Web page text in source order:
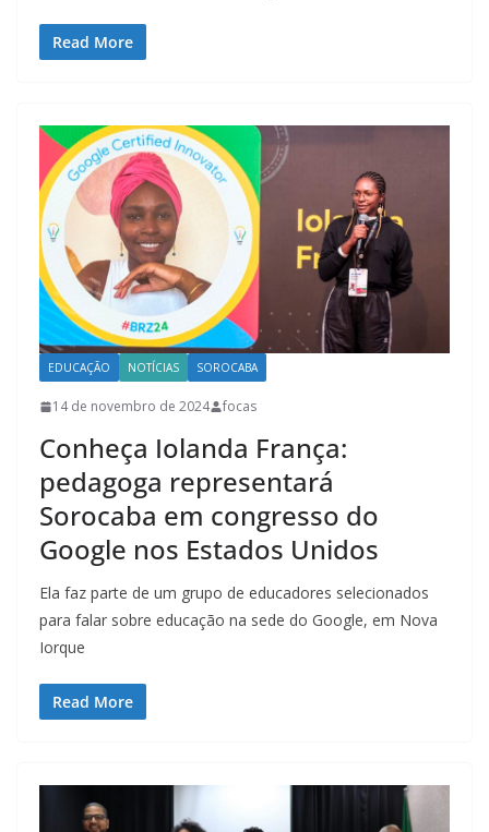
Read More
EDUCAÇÃO NOTÍCIAS SOROCABA
14 de novembro de 2024 focas
Conheça Iolanda França:
pedagoga representará
Sorocaba em congresso do
Google nos Estados Unidos
Ela faz parte de um grupo de educadores selecionados
para falar sobre educação na sede do Google, em Nova
Iorque
Read More